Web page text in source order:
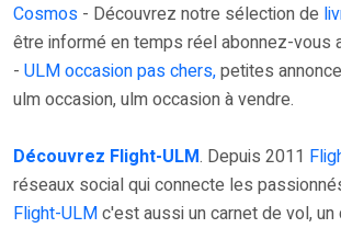
Cosmos - Découvrez notre sélection de
être informé en temps réel abonnez-vous
- ULM occasion pas chers,petites
ulm occasion, ulm occasion à vendre.
Découvrez Flight-ULM. Depuis 2011
réseaux social qui connecte les
Flight-ULMc'est aussi un carnet de vol,